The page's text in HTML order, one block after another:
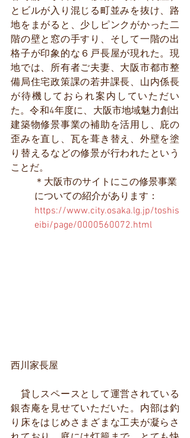
とビルが入り混じる町並みを抜け、路
地をまがると、少しピンクがかった二
階の壁と窓の手すり、そして一階の出
格子が印象的な６戸長屋が現れた。現
地では、所有者ご夫妻、大阪市都市整
備局住宅政策課の若井課長、山内係長
が待機しておられ案内していただい
た。令和4年度に、大阪市地域魅力創出
建築物修景事業の補助を活用し、庇の
歪みを直し、瓦を葺き替え、外壁を塗
り替えるなどの修景が行われたという
ことだ。
＊大阪市のサイトにこの修景事業
についての紹介があります：
https://www.city.osaka.lg.jp/toshis
eibi/page/0000560072.html
西川家長屋
貸しスペースとして運営されている
銀杏庵を見せていただいた。内部は釣
り床をはじめさまざまな工夫が凝らさ